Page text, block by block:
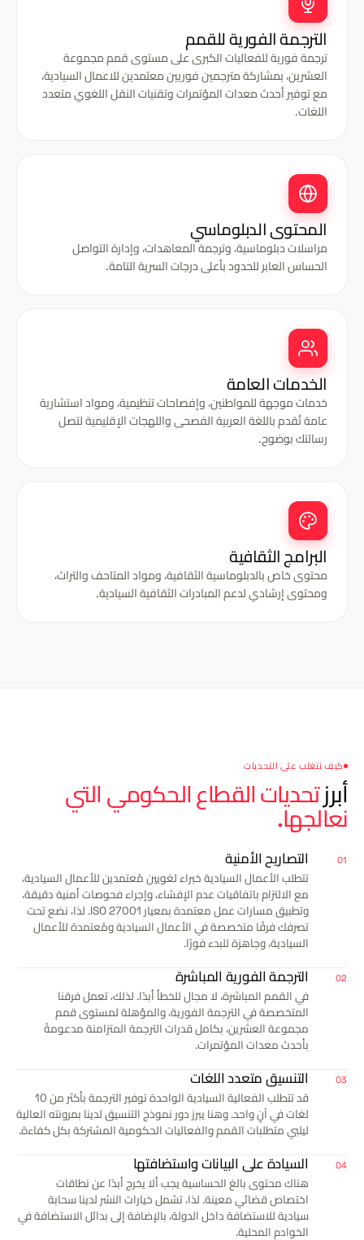
الترجمة الفورية للقمم
ترجمة فورية للفعاليات الكبرى على مستوى قمم مجموعة
العشرين، بمشاركة مترجمين فوريين معتمدين للاعمال السيادية،
مع توفير أحدث معدات المؤتمرات وتقنيات النقل اللغوي متعدد
اللغات.
المحتوى الدبلوماسي
مراسلات دبلوماسية، وترجمة المعاهدات، وإدارة التواصل
الحساس العابر للحدود بأعلى درجات السرية التامة.
الخدمات العامة
خدمات موجهة للمواطنين، وإفصاحات تنظيمية، ومواد استشارية
عامة تُقدم باللغة العربية الفصحى واللهجات الإقليمية لتصل
رسالتك بوضوح.
البرامج الثقافية
محتوى خاص بالدبلوماسية الثقافية، ومواد المتاحف والتراث،
ومحتوى إرشادي لدعم المبادرات الثقافية السيادية.
كيف نتغلب على التحديات
أبرزتحديات القطاع الحكومي التي
نعالجها.
01 التصاريح الأمنية
تتطلب الأعمال السيادية خبراء لغويين مُعتمدين للأعمال السيادية،
مع الالتزام باتفاقيات عدم الإفشاء، وإجراء فحوصات أمنية دقيقة،
وتطبيق مسارات عمل معتمدة بمعيار ISO 27001. لذا، نضع تحت
تصرفك فرقًا متخصصة في الأعمال السيادية ومُعتمدة للأعمال
السيادية، وجاهزة للبدء فورًا.
02 الترجمة الفورية المباشرة
في القمم المباشرة، لا مجال للخطأ أبدًا. لذلك، تعمل فرقنا
المتخصصة في الترجمة الفورية، والمؤهلة لمستوى قمم
مجموعة العشرين، بكامل قدرات الترجمة المتزامنة مدعومةً
بأحدث معدات المؤتمرات.
03 التنسيق متعدد اللغات
قد تتطلب الفعالية السيادية الواحدة توفير الترجمة بأكثر من 10
لغات في آنٍ واحد. وهنا يبرز دور نموذج التنسيق لدينا بمرونته العالية
ليلبي متطلبات القمم والفعاليات الحكومية المشتركة بكل كفاءة.
04 السيادة على البيانات واستضافتها
هناك محتوى بالغ الحساسية يجب ألا يخرج أبدًا عن نطاقات
اختصاص قضائي معينة. لذا، تشمل خيارات النشر لدينا سحابة
سيادية للاستضافة داخل الدولة، بالإضافة إلى بدائل الاستضافة في
الخوادم المحلية.